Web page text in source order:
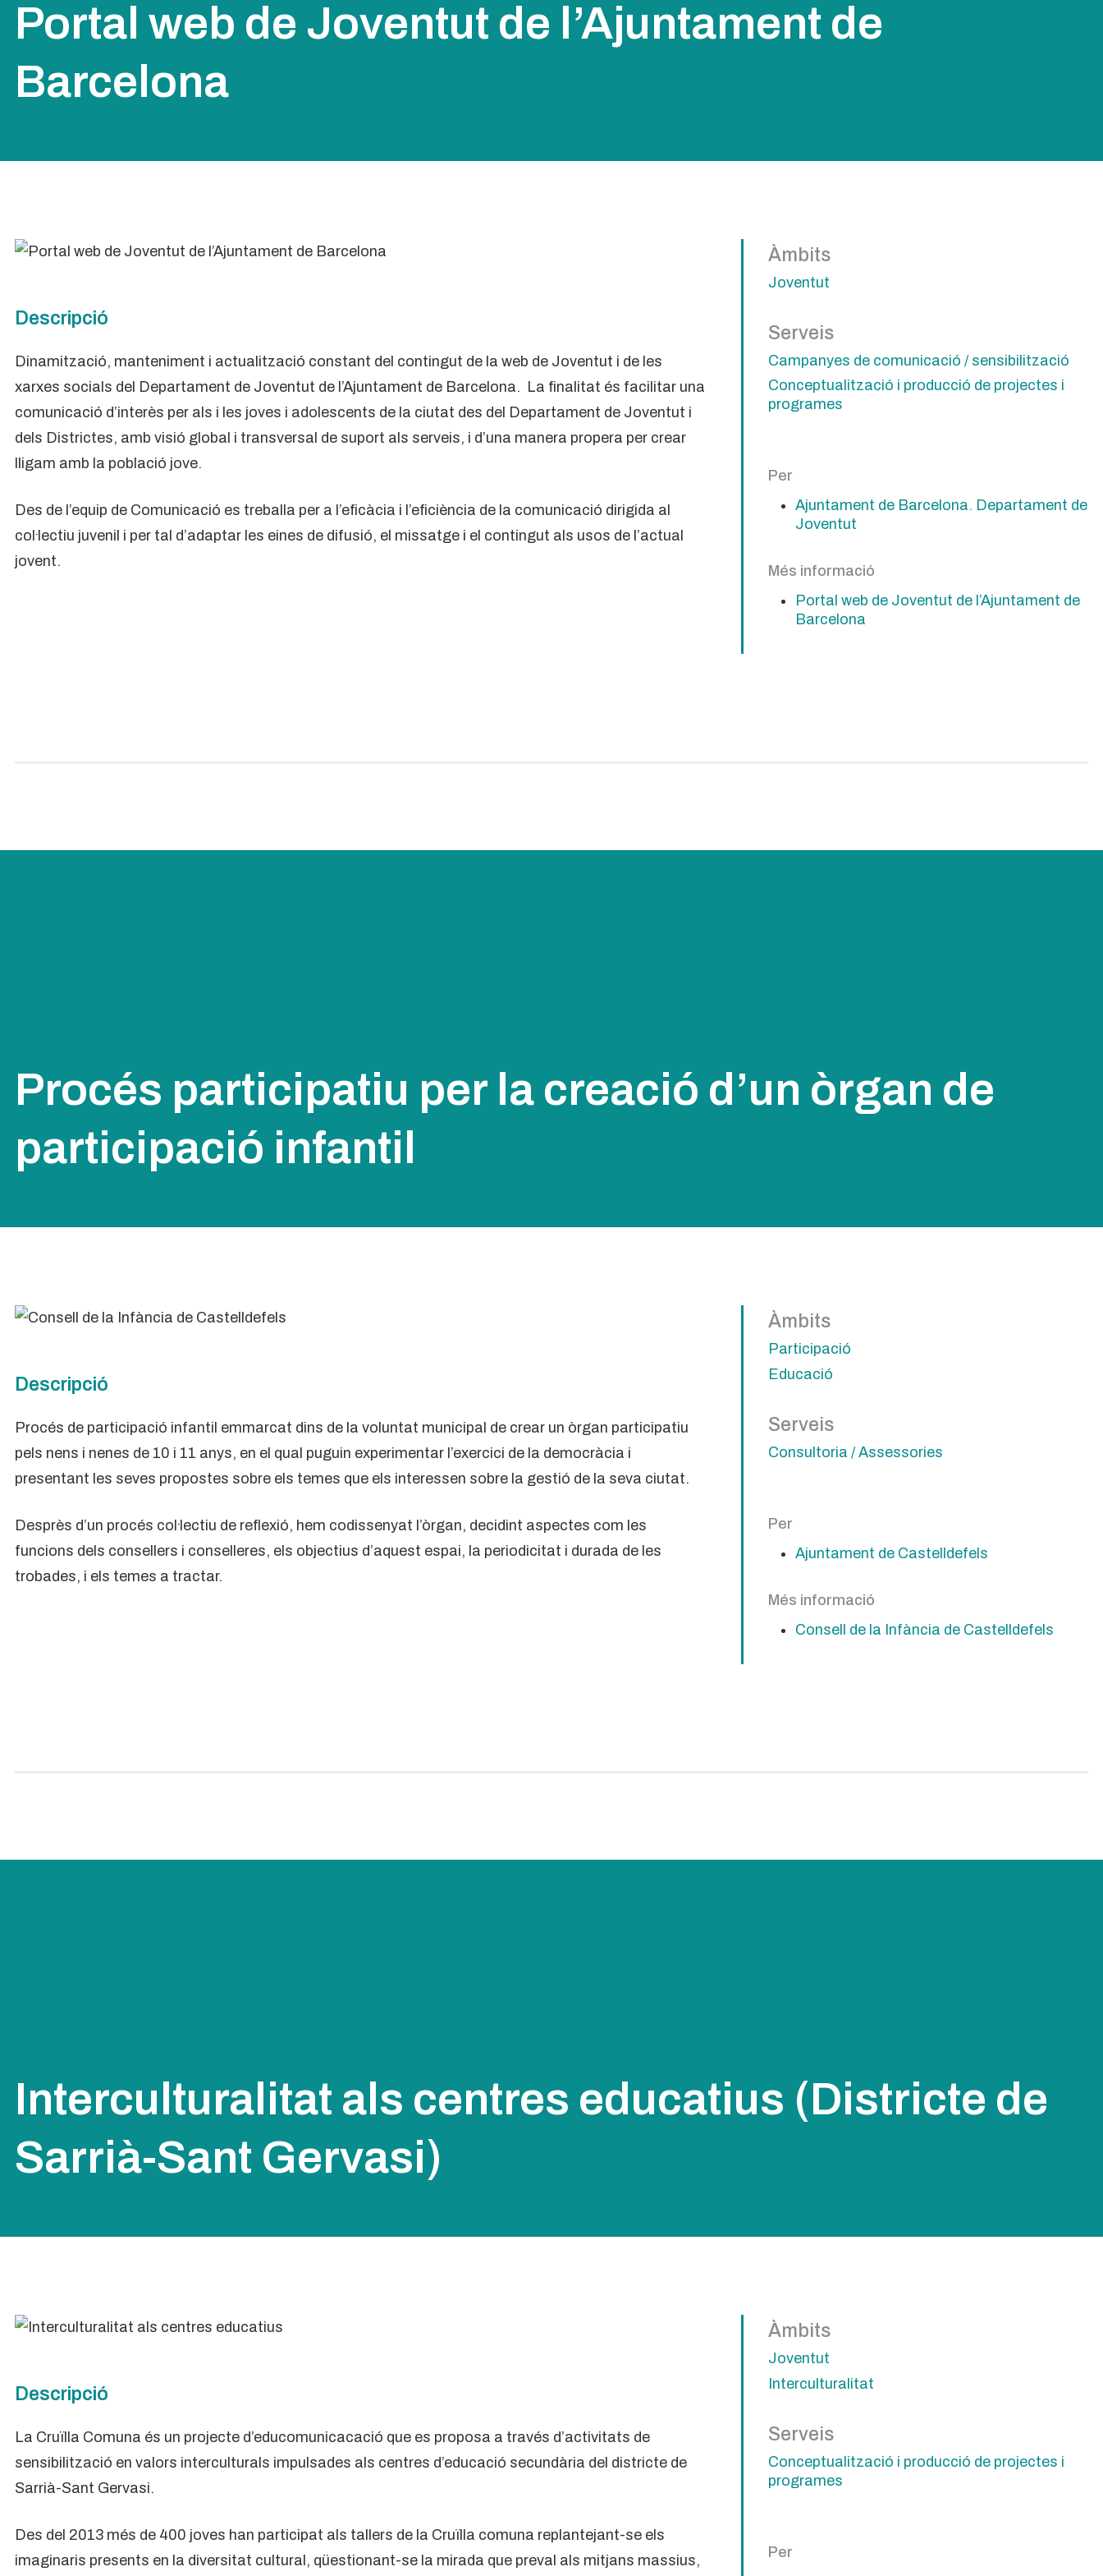
Portal web de Joventut de l’Ajuntament de
Barcelona
Descripció
Dinamització, manteniment i actualització constant del contingut de la web de Joventut i de les
xarxes socials del Departament de Joventut de l’Ajuntament de Barcelona. La finalitat és facilitar una
comunicació d’interès per als i les joves i adolescents de la ciutat des del Departament de Joventut i
dels Districtes, amb visió global i transversal de suport als serveis, i d’una manera propera per crear
lligam amb la població jove.
Des de l’equip de Comunicació es treballa per a l’eficàcia i l’eficiència de la comunicació dirigida al
col·lectiu juvenil i per tal d’adaptar les eines de difusió, el missatge i el contingut als usos de l’actual
jovent.
Àmbits
Joventut
Serveis
Campanyes de comunicació / sensibilització
Conceptualització i producció de projectes i
programes
Per
Ajuntament de Barcelona. Departament de
Joventut
Més informació
Portal web de Joventut de l’Ajuntament de
Barcelona
Procés participatiu per la creació d’un òrgan de
participació infantil
Descripció
Procés de participació infantil emmarcat dins de la voluntat municipal de crear un òrgan participatiu
pels nens i nenes de 10 i 11 anys, en el qual puguin experimentar l’exercici de la democràcia i
presentant les seves propostes sobre els temes que els interessen sobre la gestió de la seva ciutat.
Desprès d’un procés col·lectiu de reflexió, hem codissenyat l’òrgan, decidint aspectes com les
funcions dels consellers i conselleres, els objectius d’aquest espai, la periodicitat i durada de les
trobades, i els temes a tractar.
Àmbits
Participació
Educació
Serveis
Consultoria / Assessories
Per
Ajuntament de Castelldefels
Més informació
Consell de la Infància de Castelldefels
Interculturalitat als centres educatius (Districte de
Sarrià-Sant Gervasi)
Descripció
La Cruïlla Comuna és un projecte d’educomunicacació que es proposa a través d’activitats de
sensibilització en valors interculturals impulsades als centres d’educació secundària del districte de
Sarrià-Sant Gervasi.
Des del 2013 més de 400 joves han participat als tallers de la Cruïlla comuna replantejant-se els
imaginaris presents en la diversitat cultural, qüestionant-se la mirada que preval als mitjans massius,
Àmbits
Joventut
Interculturalitat
Serveis
Conceptualització i producció de projectes i
programes
Per